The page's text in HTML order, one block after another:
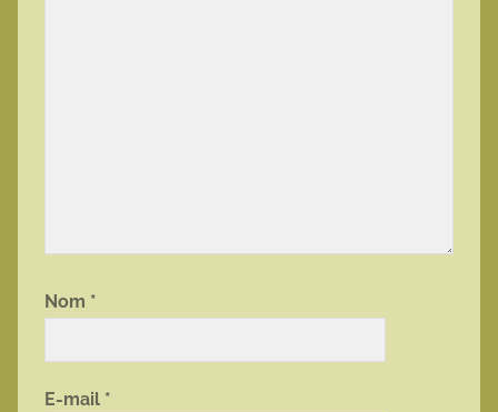
Nom *
E-mail *